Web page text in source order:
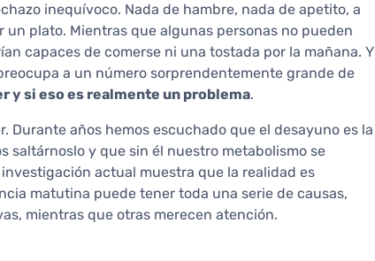
inequívoco. Nada de hambre, nada de apetito, a
plato. Mientras que algunas personas no pueden
capaces de comerse ni una tostada por la mañana. Y
a un número sorprendentemente grande de
y si eso es realmente un problema.
Durante años hemos escuchado que el desayuno es la
saltárnoslo y que sin él nuestro metabolismo se
actual muestra que la realidad es
matutina puede tener toda una serie de causas,
mientras que otras merecen atención.